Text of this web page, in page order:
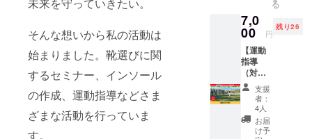
そんな想いから私の活動は
始まりました。靴選びに関
するセミナー、インソール
の作成、運動指導などさま
ざまな活動を行っていま
す。
製作期
間は約2
～3週間
です。
※有効期
限は
2023年
10月か
ら1年間
です。
ブルを
なくす
ことで
全身の
バラン
スが整
い、ケ
ガや病
気の予
防につ
ながり
ルを入
れると
疲れに
くいと
いうメ
リット
も。 ※
送料込
みのお
値段で
す。 ※
術と予
防策を
しま
す。 ※
法令に
基づく
医療、
診療行
為では
ござい
ラダの
不調は
足元を
整える
ことで
変わっ
ていく
かもし
れませ
ん。 オ
ンライ
る
7,0
00 円
残り26
【運動
指導
（対
面）】
通常価
格7,700
円より
10％オ
支援
者：
4人
お届
け予